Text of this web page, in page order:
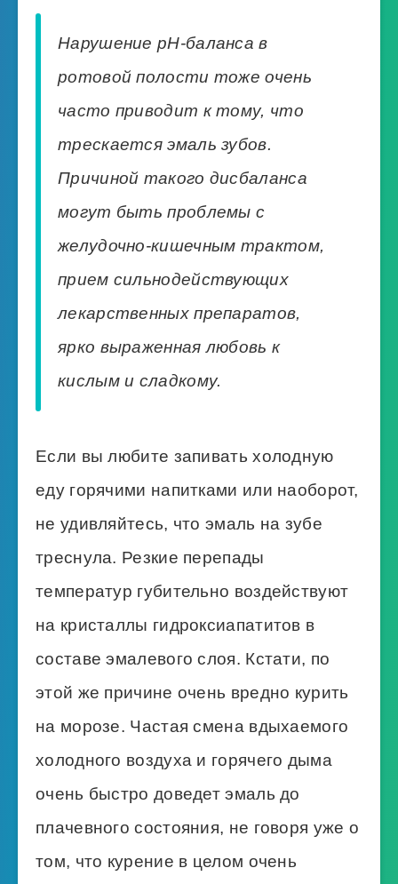
Нарушение pH-баланса в
ротовой полости тоже очень
часто приводит к тому, что
трескается эмаль зубов.
Причиной такого дисбаланса
могут быть проблемы с
желудочно-кишечным трактом,
прием сильнодействующих
лекарственных препаратов,
ярко выраженная любовь к
кислым и сладкому.
Если вы любите запивать холодную
еду горячими напитками или наоборот,
не удивляйтесь, что эмаль на зубе
треснула. Резкие перепады
температур губительно воздействуют
на кристаллы гидроксиапатитов в
составе эмалевого слоя. Кстати, по
этой же причине очень вредно курить
на морозе. Частая смена вдыхаемого
холодного воздуха и горячего дыма
очень быстро доведет эмаль до
плачевного состояния, не говоря уже о
том, что курение в целом очень